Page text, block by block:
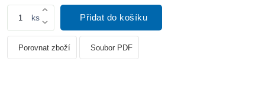
ks Přidat do košíku
Porovnat zboží Soubor PDF